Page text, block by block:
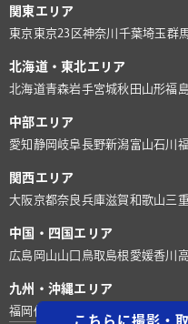
こちらに撮影・
関東エリア
東京 東京23区神奈川 千葉埼玉群
北海道・東北エリア
北海道青森岩手宮城秋田 山形福
中部エリア
愛知 静岡 岐阜長野新潟富山石川
関西エリア
大阪京都奈良兵庫滋賀和歌山 三
中国・四国エリア
広島 岡山山口 鳥取島根 愛媛香川
九州・沖縄エリア
福岡 佐賀